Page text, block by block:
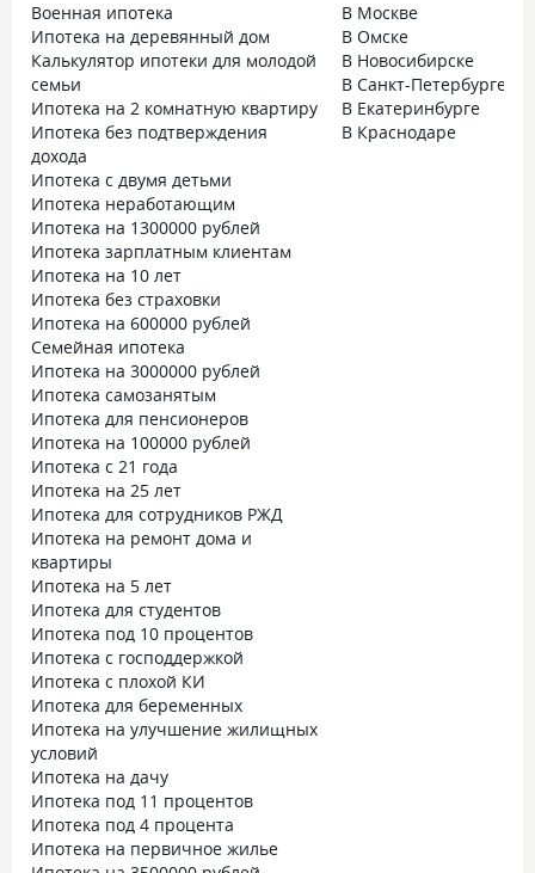
Военная ипотека
Ипотека на деревянный дом
Калькулятор ипотеки для молодой
семьи
Ипотека на 2 комнатную квартиру
Ипотека без подтверждения
дохода
Ипотека с двумя детьми
Ипотека неработающим
Ипотека на 1300000 рублей
Ипотека зарплатным клиентам
Ипотека на 10 лет
Ипотека без страховки
Ипотека на 600000 рублей
Семейная ипотека
Ипотека на 3000000 рублей
Ипотека самозанятым
Ипотека для пенсионеров
Ипотека на 100000 рублей
Ипотека с 21 года
Ипотека на 25 лет
Ипотека для сотрудников РЖД
Ипотека на ремонт дома и
квартиры
Ипотека на 5 лет
Ипотека для студентов
Ипотека под 10 процентов
Ипотека с господдержкой
Ипотека с плохой КИ
Ипотека для беременных
Ипотека на улучшение жилищных
условий
Ипотека на дачу
Ипотека под 11 процентов
Ипотека под 4 процента
Ипотека на первичное жилье
В Москве
В Омске
В Новосибирске
В Санкт-Петербурге
В Екатеринбурге
В Краснодаре